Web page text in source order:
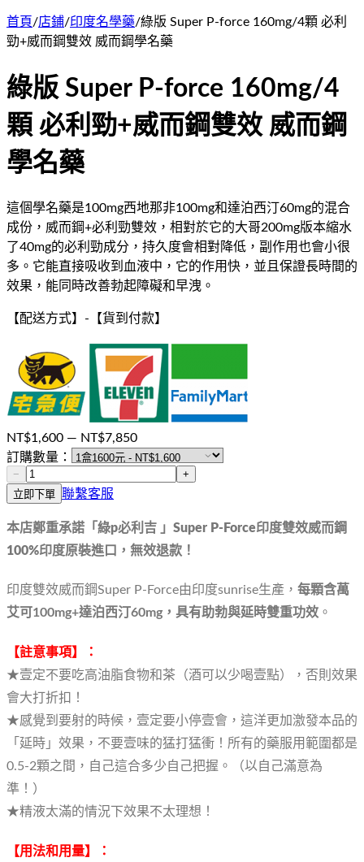
首頁/店鋪/印度名學藥/綠版 Super P-force 160mg/4顆 必利
勁+威而鋼雙效 威而鋼學名藥
綠版 Super P-force 160mg/4
顆 必利勁+威而鋼雙效 威而鋼
學名藥
這個學名藥是100mg西地那非100mg和達泊西汀60mg的混合
成份，威而鋼+必利勁雙效，相對於它的大哥200mg版本縮水
了40mg的必利勁成分，持久度會相對降低，副作用也會小很
多。它能直接吸收到血液中，它的作用快，並且保證長時間的
效果，能同時改善勃起障礙和早洩。
【配送方式】 - 【貨到付款】
NT$1,600 — NT$7,850
訂購數量：
−
+
立即下單 聯繫客服
本店鄭重承諾「綠p必利吉 」 Super P-Force印度雙效威而鋼
100%印度原裝進口，無效退款！
印度雙效威而鋼Super P-Force由印度sunrise生產， 每顆含萬
艾可100mg+達泊西汀60mg，具有助勃與延時雙重功效 。
【註意事項】：
★壹定不要吃高油脂食物和茶（酒可以少喝壹點），否則效果
會大打折扣！
★感覺到要射的時候，壹定要小停壹會，這洋更加激發本品的
「延時」效果，不要壹味的猛打猛衝！所有的藥服用範圍都是
0.5-2顆之間，自己這合多少自己把握。（以自己滿意為
準！）
★精液太滿的情況下效果不太理想！
【用法和用量】：